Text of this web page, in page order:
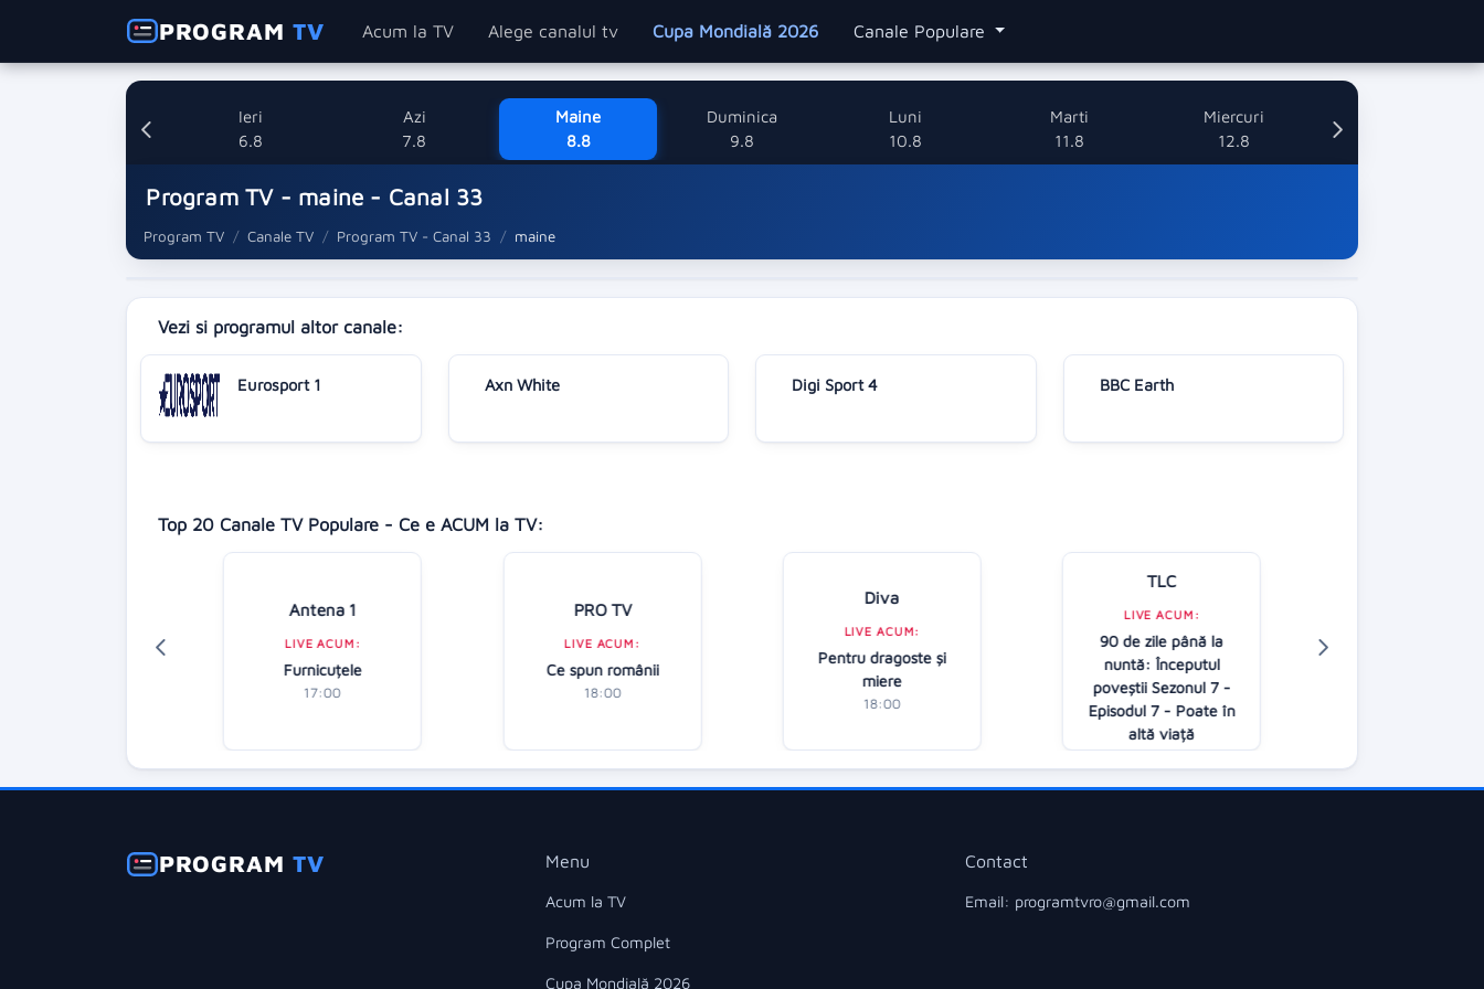
PROGRAMTV Acum la TV Alege canalul tv Cupa Mondială 2026 Canale Populare
Ieri
6.8
Azi
7.8
Maine
8.8
Duminica
9.8
Luni
10.8
Marti
11.8
Miercuri
12.8
Program TV - maine - Canal 33
Program TV Canale TV Program TV - Canal 33 maine
Vezi si programul altor canale:
Eurosport 1 Axn White Digi Sport 4 BBC Earth
Top 20 Canale TV Populare - Ce e ACUM la TV:
Antena 1
LIVE ACUM:
Furnicuțele
17:00
PRO TV
LIVE ACUM:
Ce spun românii
18:00
Diva
LIVE ACUM:
Pentru dragoste și
miere
18:00
TLC
LIVE ACUM:
90 de zile până la
nuntă: Începutul
poveştii Sezonul 7 -
Episodul 7 - Poate în
altă viață
18:00
PROGRAMTV Menu
Acum la TV
Program Complet
Cupa Mondială 2026
Contact
Email: programtvro@gmail.com